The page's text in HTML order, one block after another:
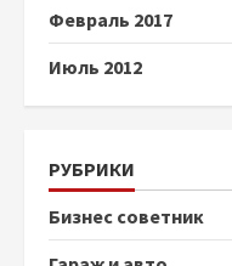
Февраль 2017
Июль 2012
РУБРИКИ
Бизнес советник